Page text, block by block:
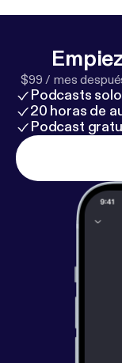
$99 / mes
Podcasts
20 horas de
Podcast